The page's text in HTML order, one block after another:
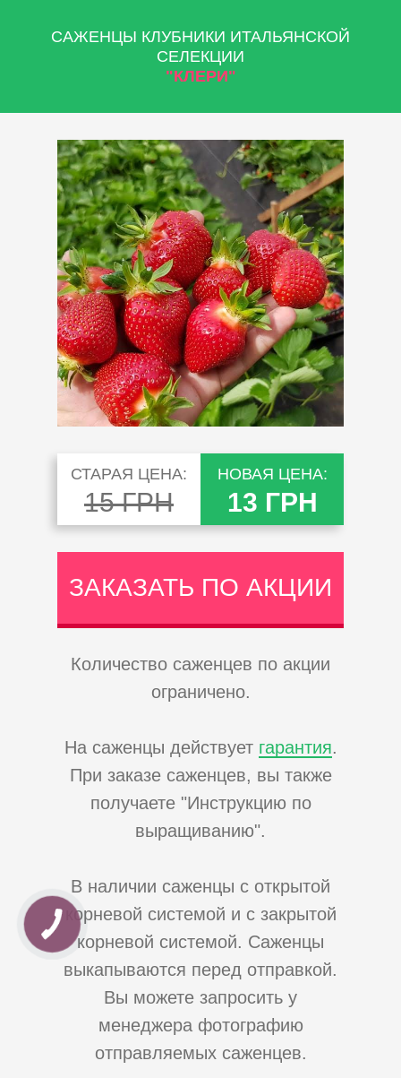
САЖЕНЦЫ КЛУБНИКИ ИТАЛЬЯНСКОЙ
СЕЛЕКЦИИ
"КЛЕРИ"
СТАРАЯ ЦЕНА:
15 ГРН
НОВАЯ ЦЕНА:
13 ГРН
ЗАКАЗАТЬ ПО АКЦИИ
Количество саженцев по акции
ограничено.
На саженцы действует гарантия.
При заказе саженцев, вы также
получаете "Инструкцию по
выращиванию".
В наличии саженцы с открытой
корневой системой и с закрытой
корневой системой. Саженцы
выкапываются перед отправкой.
Вы можете запросить у
менеджера фотографию
отправляемых саженцев.
КНОПКА
ЗВ'ЯЗКУ